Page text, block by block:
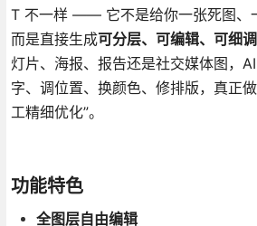
T 不一样 —— 它不是给你一张死图、
而是直接生成可分层、可编辑、可细调
灯片、海报、报告还是社交媒体图，
字、调位置、换颜色、修排版，真正
工精细优化”。
功能特色
全图层自由编辑